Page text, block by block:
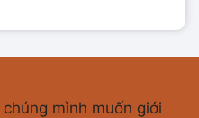
chúng mình muốn giới